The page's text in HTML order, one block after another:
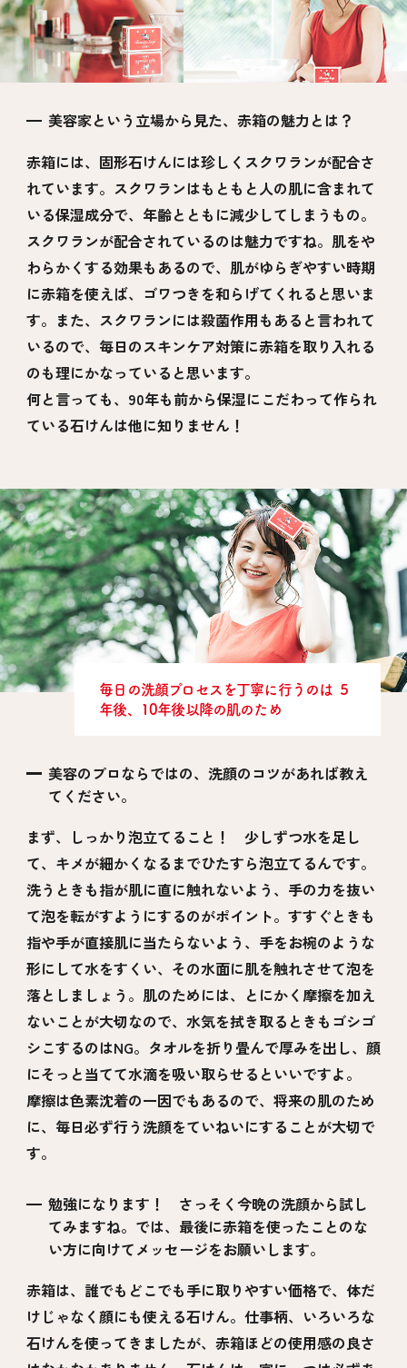
美容家という立場から見た、赤箱の魅力とは？
赤箱には、固形石けんには珍しくスクワランが配合さ
れています。スクワランはもともと人の肌に含まれて
いる保湿成分で、年齢とともに減少してしまうもの。
スクワランが配合されているのは魅力ですね。肌をや
わらかくする効果もあるので、肌がゆらぎやすい時期
に赤箱を使えば、ゴワつきを和らげてくれると思いま
す。また、スクワランには殺菌作用もあると言われて
いるので、毎日のスキンケア対策に赤箱を取り入れる
のも理にかなっていると思います。
何と言っても、90年も前から保湿にこだわって作られ
ている石けんは他に知りません！
毎日の洗顔プロセスを丁寧に行うのは ５
年後、10年後以降の肌のため
美容のプロならではの、洗顔のコツがあれば教え
てください。
まず、しっかり泡立てること！ 少しずつ水を足し
て、キメが細かくなるまでひたすら泡立てるんです。
洗うときも指が肌に直に触れないよう、手の力を抜い
て泡を転がすようにするのがポイント。すすぐときも
指や手が直接肌に当たらないよう、手をお椀のような
形にして水をすくい、その水面に肌を触れさせて泡を
落としましょう。肌のためには、とにかく摩擦を加え
ないことが大切なので、水気を拭き取るときもゴシゴ
シこするのはNG。タオルを折り畳んで厚みを出し、顔
にそっと当てて水滴を吸い取らせるといいですよ。
摩擦は色素沈着の一因でもあるので、将来の肌のため
に、毎日必ず行う洗顔をていねいにすることが大切で
す。
勉強になります！ さっそく今晩の洗顔から試し
てみますね。では、最後に赤箱を使ったことのな
い方に向けてメッセージをお願いします。
赤箱は、誰でもどこでも手に取りやすい価格で、体だ
けじゃなく顔にも使える石けん。仕事柄、いろいろな
石けんを使ってきましたが、赤箱ほどの使用感の良さ